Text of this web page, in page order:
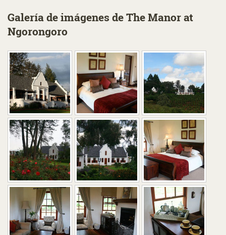
Galería de imágenes de The Manor at
Ngorongoro